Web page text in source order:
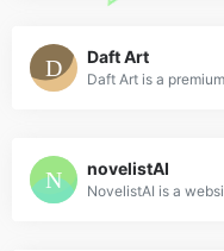
Daft Art
novelistAI